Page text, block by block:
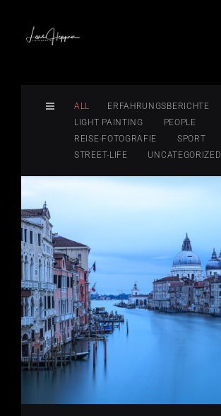
ALL
ERFAHRUNGSBERICHTE
LIGHT PAINTING
PEOPLE
REISE-FOTOGRAFIE
SPORT
STREET-LIFE
UNCATEGORIZED